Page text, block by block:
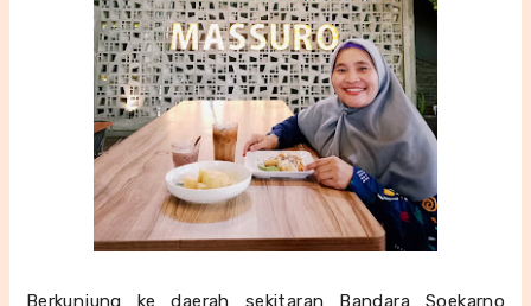
Berkunjung ke daerah sekitaran Bandara Soekarno